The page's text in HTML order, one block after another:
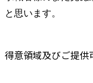
と思います。
得意領域及びご提供